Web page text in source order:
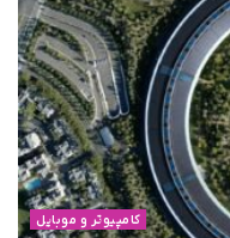
کامپیوتر و موبایل